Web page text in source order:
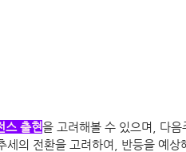
스 출현을 고려해볼 수 있으며, 다음
세의 전환을 고려하여, 반등을 예상